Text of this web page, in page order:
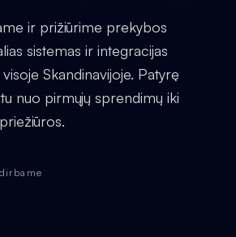
ir prižiūrime prekybos
sistemas ir integracijas
Skandinavijoje. Patyrę
nuo pirmųjų sprendimų iki